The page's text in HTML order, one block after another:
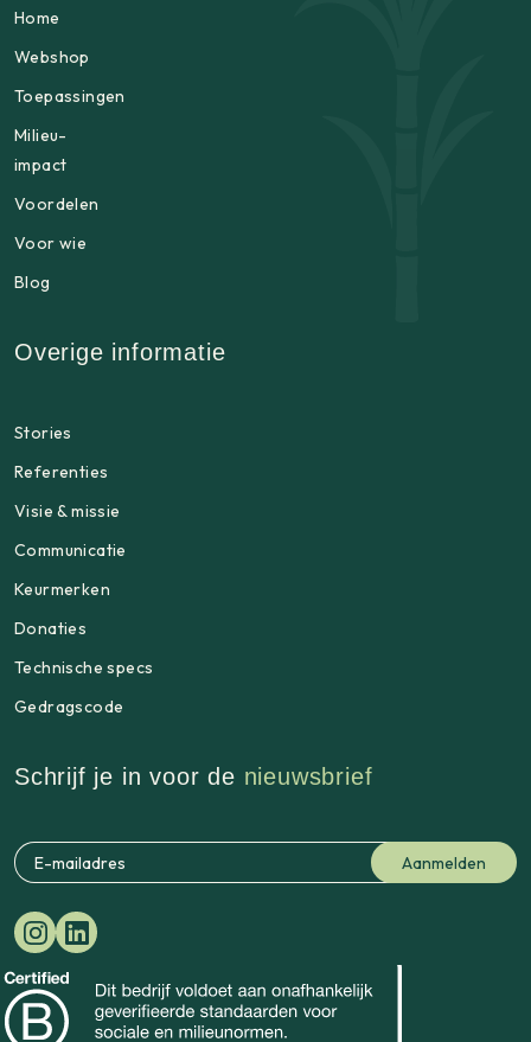
Home
Webshop
Toepassingen
Milieu-
impact
Voordelen
Voor wie
Blog
Overige informatie
Stories
Referenties
Visie & missie
Communicatie
Keurmerken
Donaties
Technische specs
Gedragscode
Schrijf je in voor de nieuwsbrief